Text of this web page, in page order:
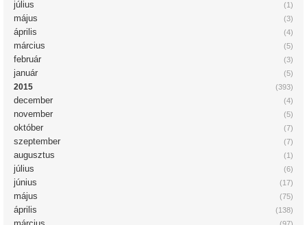
(1)
július
(3)
május
(4)
április
(5)
március
(3)
február
(5)
január
(393)
2015
(4)
december
(5)
november
(7)
október
(7)
szeptember
(1)
augusztus
(6)
július
(17)
június
(75)
május
(138)
április